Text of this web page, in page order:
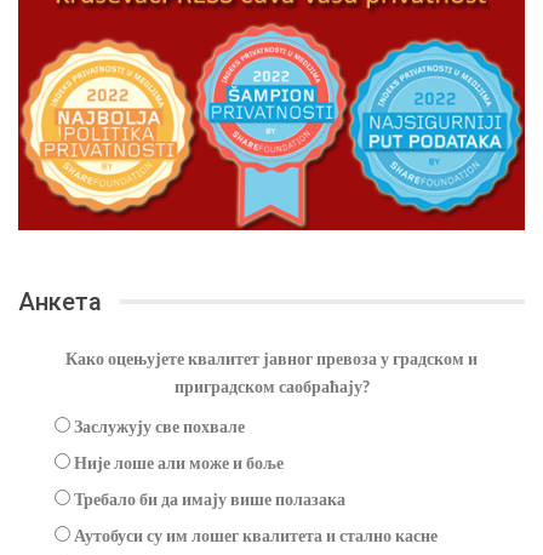
Анкета
Како оцењујете квалитет јавног превоза у градском и
приградском саобраћају?
Заслужују све похвале
Није лоше али може и боље
Требало би да имају више полазака
Аутобуси су им лошег квалитета и стално касне